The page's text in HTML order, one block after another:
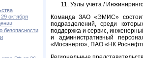
октября
безопасности
Узлы учета /
Команда ЗАО «ЭМИС» состоит
подразделений, среди
поддержка и сервис,
и административный
«Мосэнерго», ПАО «НК